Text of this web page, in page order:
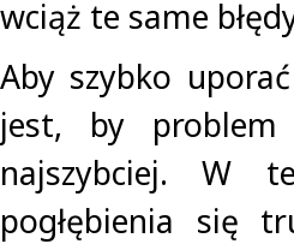
wciąż te same
Aby szybko
jest, by problem
najszybciej. W
pogłębienia się